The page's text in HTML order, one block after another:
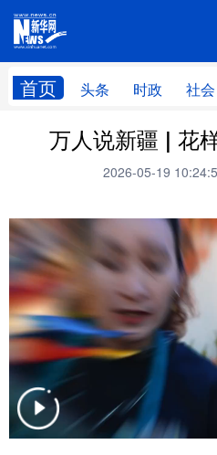
首页 头条 时政 社会
网站
头条 时政
民生
访惠聚 专题
云游新疆 云端悦读
人事频道 融媒体联播
地方频道
北京 天津
辽宁 吉林
万人说新疆 | 花
2026-05-19